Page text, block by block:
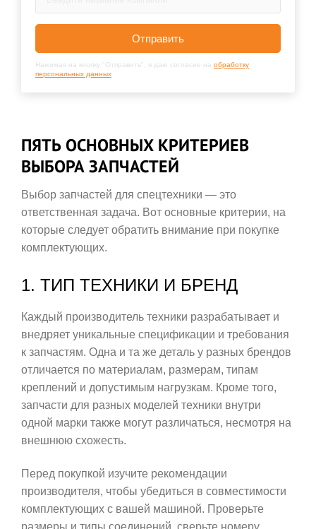
Нажимая на кнопку "Отправить", я даю согласие на обработку
персональных данных
Отправить
ПЯТЬ ОСНОВНЫХ КРИТЕРИЕВ
ВЫБОРА ЗАПЧАСТЕЙ
Выбор запчастей для спецтехники — это
ответственная задача. Вот основные критерии, на
которые следует обратить внимание при покупке
комплектующих.
1. ТИП ТЕХНИКИ И БРЕНД
Каждый производитель техники разрабатывает и
внедряет уникальные спецификации и требования
к запчастям. Одна и та же деталь у разных брендов
отличается по материалам, размерам, типам
креплений и допустимым нагрузкам. Кроме того,
запчасти для разных моделей техники внутри
одной марки также могут различаться, несмотря на
внешнюю схожесть.
Перед покупкой изучите рекомендации
производителя, чтобы убедиться в совместимости
комплектующих с вашей машиной. Проверьте